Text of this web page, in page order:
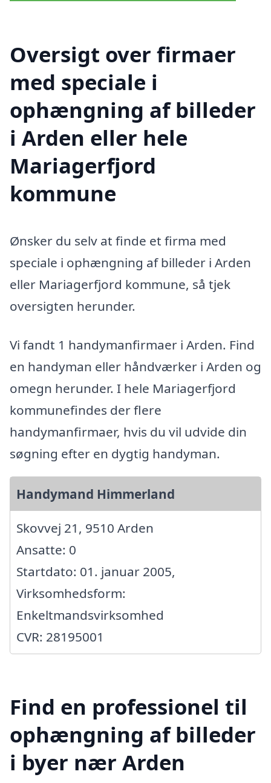
Oversigt over firmaer
med speciale i
ophængning af billeder
i Arden eller hele
Mariagerfjord
kommune
Ønsker du selv at finde et firma med
speciale i ophængning af billeder i Arden
eller Mariagerfjord kommune, så tjek
oversigten herunder.
Vi fandt 1 handymanfirmaer i Arden. Find
en handyman eller håndværker i Arden og
omegn herunder. I hele Mariagerfjord
kommunefindes der flere
handymanfirmaer, hvis du vil udvide din
søgning efter en dygtig handyman.
Handymand Himmerland
Skovvej 21, 9510 Arden
Ansatte: 0
Startdato: 01. januar 2005,
Virksomhedsform:
Enkeltmandsvirksomhed
CVR: 28195001
Find en professionel til
ophængning af billeder
i byer nær Arden